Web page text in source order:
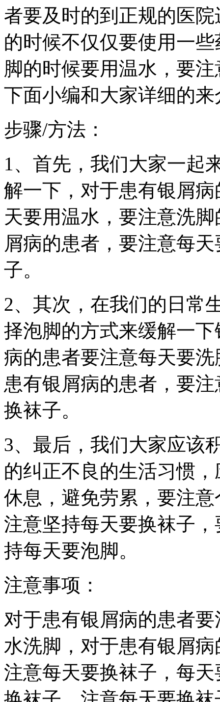
者要及时的到正规的医
的时候不仅仅要使用一
脚的时候要用温水，要
下面小编和大家详细的
步骤/方法：
1、首先，我们大家一起
解一下，对于患有银屑
天要用温水，要注意洗
屑病的患者，要注意每
子。
2、其次，在我们的日常
择泡脚的方式来缓解一
病的患者要注意每天要
患有银屑病的患者，要
换袜子。
3、最后，我们大家应该
的纠正不良的生活习惯
休息，避免劳累，要注
注意坚持每天要换袜子
持每天要泡脚。
注意事项：
对于患有银屑病的患者
水洗脚，对于患有银屑
注意每天要换袜子，每